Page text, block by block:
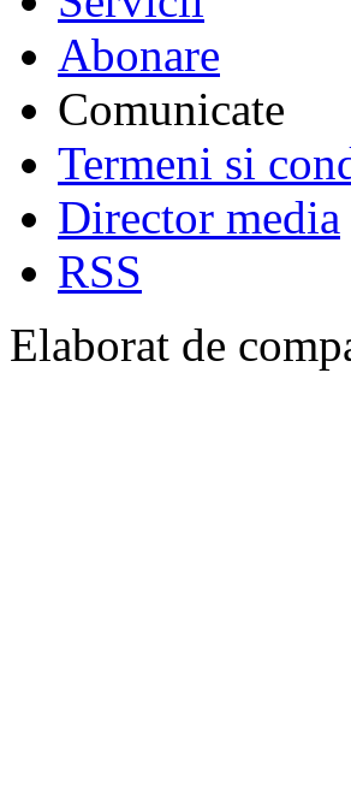
Abonare
Comunicate
Termeni si
Director media
RSS
Elaborat de